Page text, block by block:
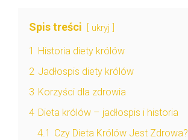
Spis treści ukryj
1
Historia diety królów
2 Jadłospis diety królów
3 Korzyści dla zdrowia
4 Dieta królów – jadłospis i historia
4.1 Czy Dieta Królów Jest Zdrowa?